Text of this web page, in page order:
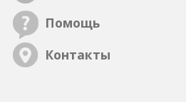
Помощь
Контакты